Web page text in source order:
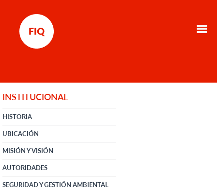
INSTITUCIONAL
HISTORIA
UBICACIÓN
MISIÓN Y VISIÓN
AUTORIDADES
SEGURIDAD Y GESTIÓN AMBIENTAL